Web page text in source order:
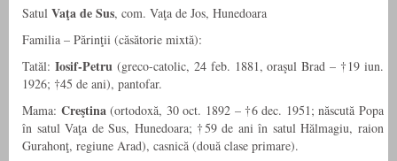
Satul Vaţa de Sus, com. Vaţa de Jos, Hunedoara
Familia – Părinţii (căsătorie mixtă):
Tatăl: Iosif-Petru(greco-catolic, 24 feb. 1881, oraşul Brad – †19 iun.
1926; †45 de ani), pantofar.
Mama: Creştina(ortodoxă, 30 oct. 1892 – †6 dec. 1951; născută Popa
în satul Vaţa de Sus, Hunedoara; †59 de ani în satul Hălmagiu, raion
Gurahonţ, regiune Arad), casnică (două clase primare).